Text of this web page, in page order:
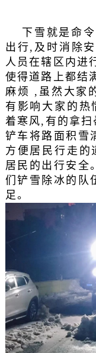
下雪就是命
出行,及时消除
人员在辖区内进
使得道路上都结
麻烦 ,虽然大家
有影响大家的热
着寒风,有的拿扫
铲车将路面积雪
方便居民行走的
居民的出行安全
们铲雪除冰的队
足。